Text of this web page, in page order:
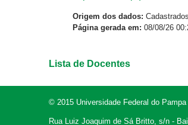
Origem dos dados:
Página gerada em: 08/08/26
Lista de Docentes
© 2015 Universidade Federal do
Rua Luiz Joaquim de Sá Britto, s/n -